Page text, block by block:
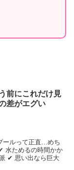
前にこれだけ見
差がエグい
ールって正直…めち
水ためるの時間かか
✔ 思い出なら巨大